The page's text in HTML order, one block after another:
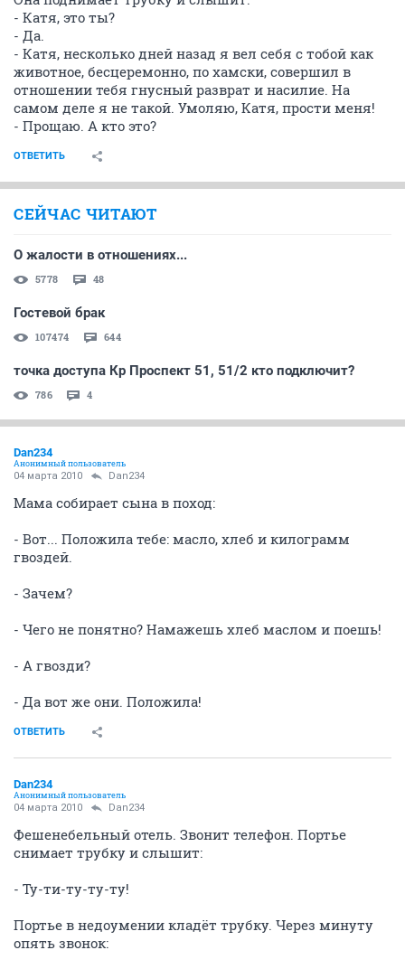
- Катя, это ты?
- Да.
- Катя, несколько дней назад я вел себя с тобой как
животное, бесцеремонно, по хамски, совершил в
отношении тебя гнусный разврат и насилие. На
самом деле я не такой. Умоляю, Катя, прости меня!
- Прощаю. А кто это?
ОТВЕТИТЬ
СЕЙЧАС ЧИТАЮТ
О жалости в отношениях...
5778 48
Гостевой брак
107474 644
точка доступа Кр Проспект 51, 51/2 кто подключит?
786 4
Dan234
Анонимный пользователь
04 марта 2010 Dan234
Мама собирает сына в поход:
- Вот... Положила тебе: масло, хлеб и килограмм
гвоздей.
- Зачем?
- Чего не понятно? Намажешь хлеб маслом и поешь!
- А гвозди?
- Да вот же они. Положила!
ОТВЕТИТЬ
Dan234
Анонимный пользователь
04 марта 2010 Dan234
Фешенебельный отель. Звонит телефон. Портье
снимает трубку и слышит:
- Ту-ти-ту-ту-ту!
Портье в недоумении кладёт трубку. Через минуту
опять звонок: